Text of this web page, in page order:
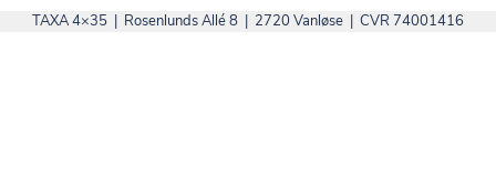
TAXA 4×35 | Rosenlunds Allé 8 | 2720 Vanløse | CVR 74001416